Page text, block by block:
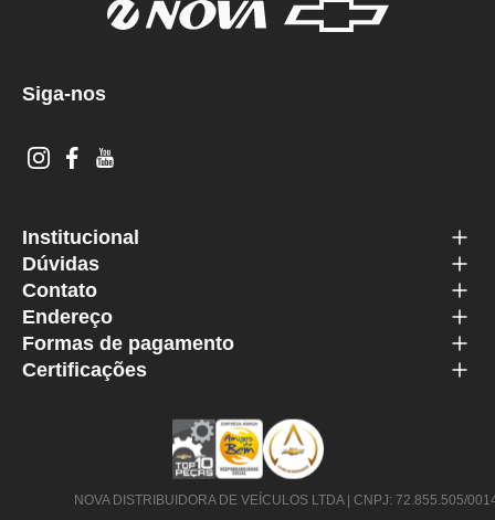
Siga-nos
Institucional
Dúvidas
Contato
Endereço
Formas de pagamento
Certificações
NOVA DISTRIBUIDORA DE VEÍCULOS LTDA | CNPJ: 72.855.505/